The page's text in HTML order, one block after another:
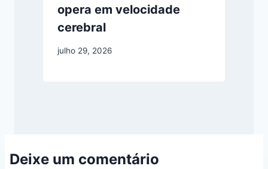
opera em velocidade
cerebral
julho 29, 2026
Deixe um comentário